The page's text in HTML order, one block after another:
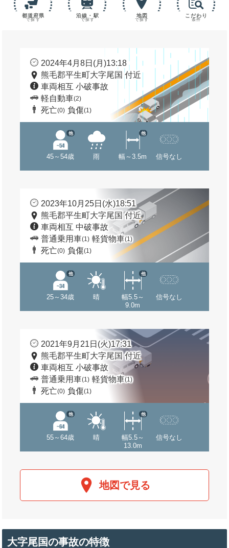
都道府県
で探す
沿線・駅
で探す
地図
で探す
こだわり
条件
2024年4月8日(月)13:18
熊毛郡平生町大字尾国 付近
車両相互 小破事故
軽自動車(2)
死亡(0) 負傷(1)
45～54歳
他
雨 幅～3.5m
他
信号なし
2023年10月25日(水)18:51
熊毛郡平生町大字尾国 付近
車両相互 中破事故
普通乗用車(1) 軽貨物車(1)
死亡(0) 負傷(1)
25～34歳
他
晴
幅5.5～
9.0m
他
信号なし
2021年9月21日(火)17:31
熊毛郡平生町大字尾国 付近
車両相互 小破事故
普通乗用車(1) 軽貨物車(1)
死亡(0) 負傷(1)
55～64歳
他
晴
幅5.5～
13.0m
他
信号なし
地図で見る
大字尾国の事故の特徴